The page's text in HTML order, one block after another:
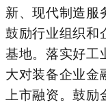
新、现代制造服
鼓励行业组织和
基地。落实好工
大对装备企业金
上市融资。鼓